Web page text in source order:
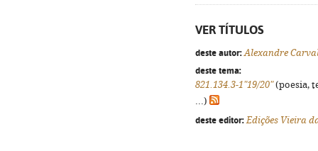
VER TÍTULOS
deste autor: Alexandre
deste tema:
821.134.3-1"19/20"(poesia,
...)
deste editor: Edições Vieira